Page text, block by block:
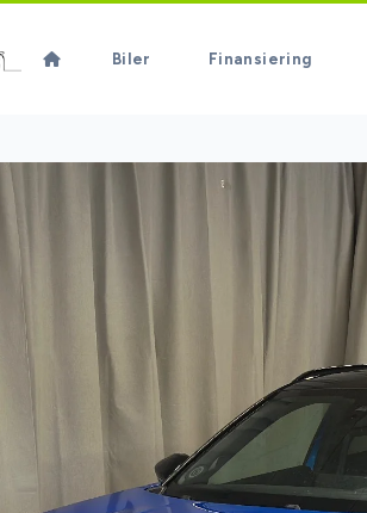
Biler Finansiering